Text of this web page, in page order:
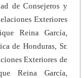
de Consejeros y
Exteriores
Reina García,
de Honduras, Sr.
Exteriores de
Reina García,